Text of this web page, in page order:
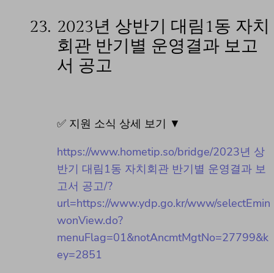
23. 2023년 상반기 대림1동 자치
회관 반기별 운영결과 보고
서 공고
✅ 지원 소식 상세 보기 ▼
https://www.hometip.so/bridge/2023년 상
반기 대림1동 자치회관 반기별 운영결과 보
고서 공고/?
url=https://www.ydp.go.kr/www/selectEmin
wonView.do?
menuFlag=01&notAncmtMgtNo=27799&k
ey=2851